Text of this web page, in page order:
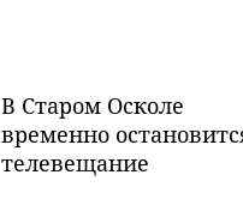
В Старом Осколе
временно
телевещание